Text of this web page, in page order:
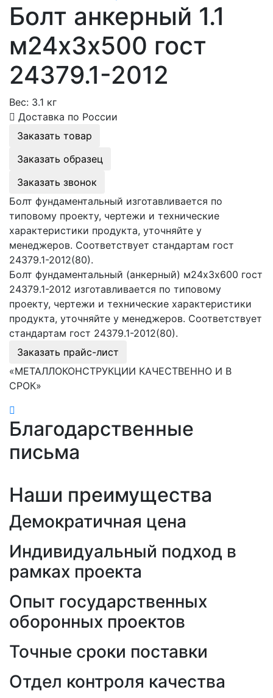
Болт анкерный 1.1
м24х3х500 гост
24379.1-2012
Вес: 3.1 кг
Доставка по России
Заказать товар
Заказать образец
Заказать звонок
Болт фундаментальный изготавливается по
типовому проекту, чертежи и технические
характеристики продукта, уточняйте у
менеджеров. Соответствует стандартам гост
24379.1-2012(80).
Болт фундаментальный (анкерный) м24х3х600 гост
24379.1-2012 изготавливается по типовому
проекту, чертежи и технические характеристики
продукта, уточняйте у менеджеров. Соответствует
стандартам гост 24379.1-2012(80).
Заказать прайс-лист
«МЕТАЛЛОКОНСТРУКЦИИ КАЧЕСТВЕННО И В
СРОК»
Благодарственные
письма
Наши преимущества
Демократичная цена
Индивидуальный подход в
рамках проекта
Опыт государственных
оборонных проектов
Точные сроки поставки
Отдел контроля качества